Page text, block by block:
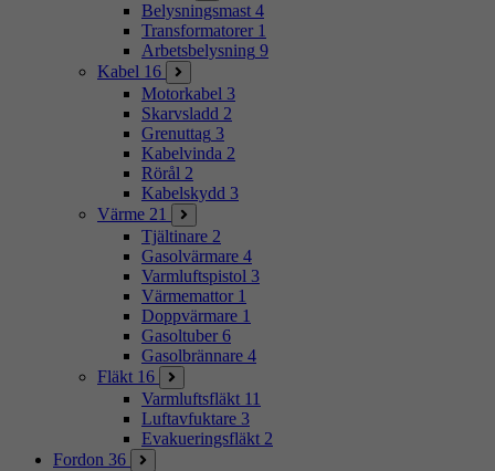
Belysningsmast 4
Transformatorer 1
Arbetsbelysning 9
Kabel 16
Motorkabel 3
Skarvsladd 2
Grenuttag 3
Kabelvinda 2
Rörål 2
Kabelskydd 3
Värme 21
Tjältinare 2
Gasolvärmare 4
Varmluftspistol 3
Värmemattor 1
Doppvärmare 1
Gasoltuber 6
Gasolbrännare 4
Fläkt 16
Varmluftsfläkt 11
Luftavfuktare 3
Evakueringsfläkt 2
Fordon 36